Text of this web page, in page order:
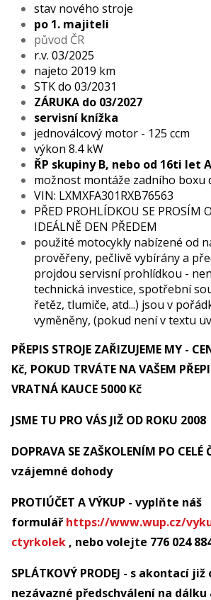
stav nového stroje
po 1. majiteli
původ ČR
r.v. 03/2025
najeto 2019 km
STK do 03/2031
ZÁRUKA do 03/2027
servisní knížka
jednoválcový motor - 125 ccm
výkon 8.4 kW
ŘP skupiny B, nebo od 16ti let
možnost montáže zadního boxu
VIN: LXMXFA301RXB76563
PŘED PROHLÍDKOU SE PROSÍM
IDEÁLNĚ DEN PŘEDEM
použité motocykly nabízené od
prověřeny, pečlivě vybírány a
projdou servisní prohlídkou -
technická investice, spotřební
řetěz, tlumiče, atd...) jsou v
vyměněny, (pokud není v textu
PŘEPIS STROJE ZAŘIZUJEME MY -
Kč, POKUD TRVÁTE NA VAŠEM
VRATNÁ KAUCE 5000 Kč
JSME TU PRO VÁS JIŽ OD ROKU 2008
DOPRAVA SE ZAŠKOLENÍM PO CELÉ
vzájemné dohody
PROTIÚČET A VÝKUP - vyplňte náš
formulář https://www.wup.cz/
ctyrkolek , nebo volejte 776 024
SPLÁTKOVÝ PRODEJ - s akontací již
nezávazné předschválení na dálku